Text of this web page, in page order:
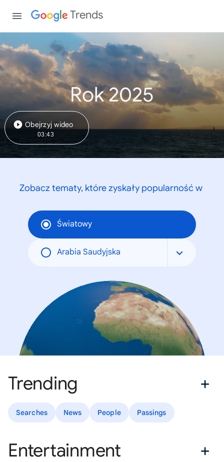
Trends
Rok 2025
Obejrzyj wideo
03:43
Zobacz tematy, które zyskały popularność w
Światowy
Arabia Saudyjska
Trending
Searches News People Passings
Entertainment